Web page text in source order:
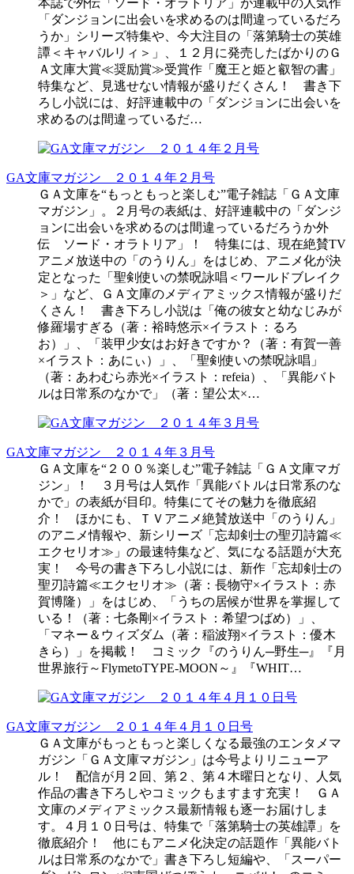
「ダンジョンに出会いを求めるのは間違っているだろ
うか」シリーズ特集や、今大注目の「落第騎士の英雄
譚＜キャバルリィ＞」、１２月に発売したばかりのＧ
Ａ文庫大賞≪奨励賞≫受賞作「魔王と姫と叡智の書」
特集など、見逃せない情報が盛りだくさん！ 書き下
ろし小説には、好評連載中の「ダンジョンに出会いを
求めるのは間違っているだ…
GA文庫マガジン ２０１４年２月号
ＧＡ文庫を“もっともっと楽しむ”電子雑誌「ＧＡ文庫
マガジン」。２月号の表紙は、好評連載中の「ダンジ
ョンに出会いを求めるのは間違っているだろうか外
伝 ソード・オラトリア」！ 特集には、現在絶賛TV
アニメ放送中の「のうりん」をはじめ、アニメ化が決
定となった「聖剣使いの禁呪詠唱＜ワールドブレイク
＞」など、ＧＡ文庫のメディアミックス情報が盛りだ
くさん！ 書き下ろし小説は「俺の彼女と幼なじみが
修羅場すぎる（著：裕時悠示×イラスト：るろ
お）」、「装甲少女はお好きですか？（著：有賀一善
×イラスト：あにぃ）」、「聖剣使いの禁呪詠唱」
（著：あわむら赤光×イラスト：refeia）、「異能バト
ルは日常系のなかで」（著：望公太×…
GA文庫マガジン ２０１４年３月号
ＧＡ文庫を“２００％楽しむ”電子雑誌「ＧＡ文庫マガ
ジン」！ ３月号は人気作「異能バトルは日常系のな
かで」の表紙が目印。特集にてその魅力を徹底紹
介！ ほかにも、ＴＶアニメ絶賛放送中「のうりん」
のアニメ情報や、新シリーズ「忘却剣士の聖刃詩篇≪
エクセリオ≫」の最速特集など、気になる話題が大充
実！ 今号の書き下ろし小説には、新作「忘却剣士の
聖刃詩篇≪エクセリオ≫（著：長物守×イラスト：赤
賀博隆）」をはじめ、「うちの居候が世界を掌握して
いる！（著：七条剛×イラスト：希望つばめ）」、
「マネー＆ウィズダム（著：稲波翔×イラスト：優木
きら）」を掲載！ コミック『のうりん─野生─』『月
世界旅行～FlymetoTYPE-MOON～』『WHIT…
GA文庫マガジン ２０１４年４月１０日号
ＧＡ文庫がもっともっと楽しくなる最強のエンタメマ
ガジン「ＧＡ文庫マガジン」は今号よりリニューア
ル！ 配信が月２回、第２、第４木曜日となり、人気
作品の書き下ろしやコミックもますます充実！ ＧＡ
文庫のメディアミックス最新情報も逐一お届けしま
す。４月１０日号は、特集で「落第騎士の英雄譚」を
徹底紹介！ 他にもアニメ化決定の話題作「異能バト
ルは日常系のなかで」書き下ろし短編や、「スーパー